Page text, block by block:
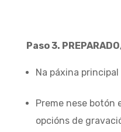
Paso 3.
Na páxina principal
Preme nese botón
opcións de